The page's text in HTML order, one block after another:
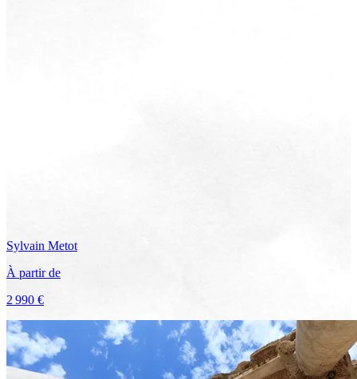
Sylvain Metot
À partir de
2 990 €
Voir le voyage